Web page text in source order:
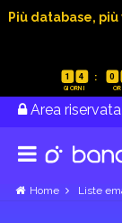
Più database,
1 4 0
Area riservata
Home Liste